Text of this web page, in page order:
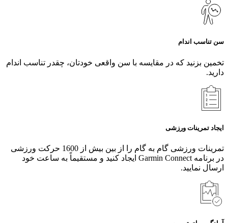
سن تناسب اندام
تخمین بزنید که در مقایسه با سن واقعی خودتان، چقدر تناسب اندام
دارید.
ایجاد تمرینات ورزشی
تمرینات ورزشی گام‌ به‌ گام را از بین بیش از 1600 حرکت ورزشی
در برنامه Garmin Connect ایجاد کنید و مستقیماً به ساعت خود
ارسال نمایید.